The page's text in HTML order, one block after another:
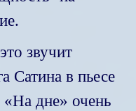
звучит
Сатина в пьесе
дне» очень